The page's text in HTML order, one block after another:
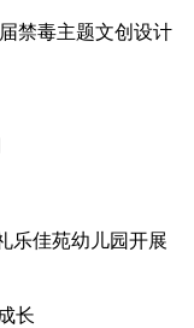
禁毒主题文创设计
乐佳苑幼儿园开展
长